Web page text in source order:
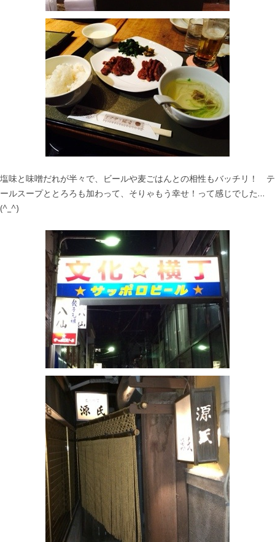
塩味と味噌だれが半々で、ビールや麦ごはんとの相性もバッチリ！ テ
ールスープととろろも加わって、そりゃもう幸せ！って感じでした…
(^_^)